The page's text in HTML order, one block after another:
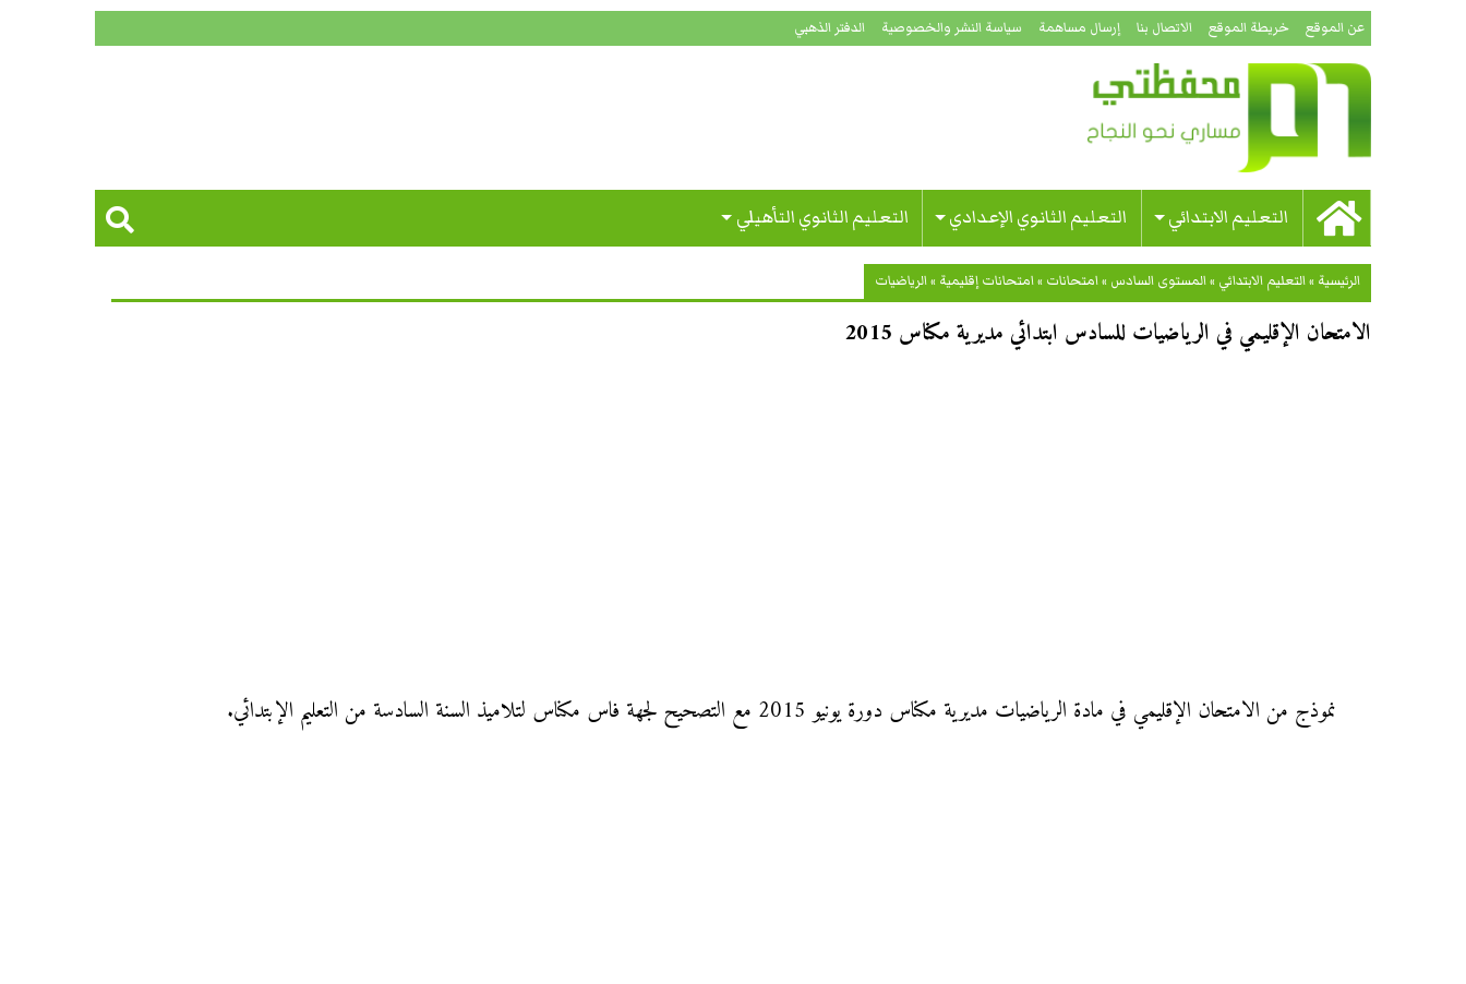
عن الموقع خريطة الموقع الاتصال بنا إرسال مساهمة سياسة النشر والخصوصية الدفتر الذهبي
التعليم الابتدائي التعليم الثانوي الإعدادي التعليم الثانوي التأهيلي
الرئيسية »التعليم الابتدائي »المستوى السادس »امتحانات »امتحانات إقليمية »الرياضيات
الامتحان الإقليمي في الرياضيات للسادس ابتدائي مديرية مكناس 2015
نموذج من الامتحان الإقليمي في مادة الرياضيات مديرية مكناس دورة يونيو 2015 مع التصحيح لجهة فاس مكناس لتلاميذ السنة السادسة من التعليم الإبتدائي.